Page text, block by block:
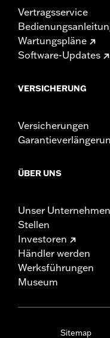
Vertragsservice
Wartungspläne
Software-Updates
VERSICHERUNG
Versicherungen
ÜBER UNS
Unser Unternehmen
Stellen
Investoren
Händler werden
Werksführungen
Museum
Sitemap